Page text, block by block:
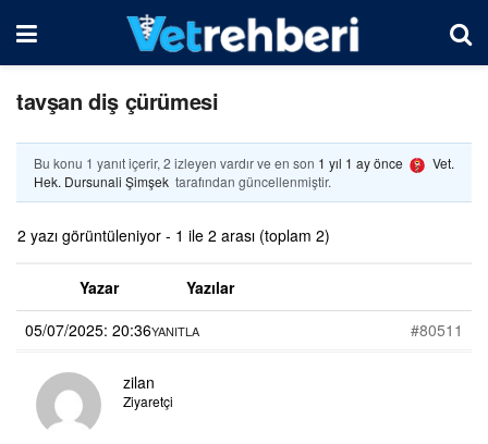
tavşan diş çürümesi
Bu konu 1 yanıt içerir, 2 izleyen vardır ve en son 1 yıl 1 ay önce
Vet.
Hek. Dursunali Şimşek tarafından güncellenmiştir.
2 yazı görüntüleniyor - 1 ile 2 arası (toplam 2)
Yazar
Yazılar
05/07/2025: 20:36
#80511
YANITLA
zilan
Ziyaretçi